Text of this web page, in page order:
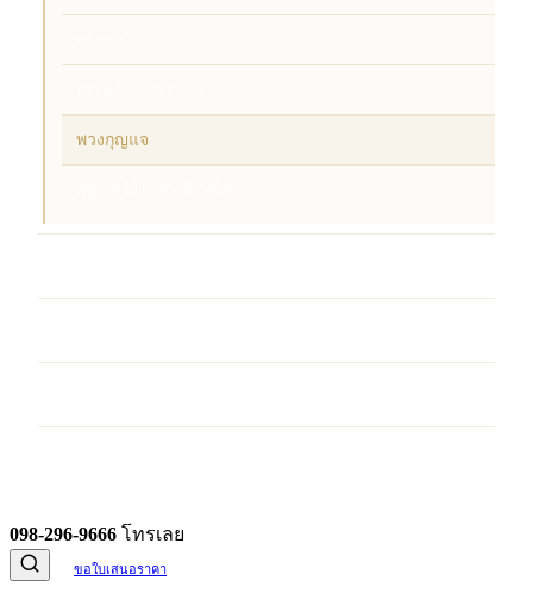
พวงกุญแจ
098-296-9666 โทรเลย
ขอใบเสนอราคา